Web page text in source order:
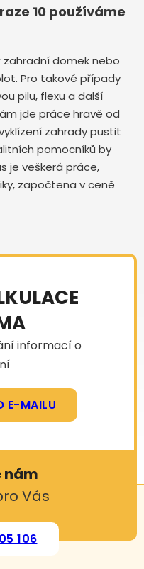
10 používáme
domek nebo
Pro takové případy
pilu, flexu a další
jde práce hravě od
zahrady pustit
pomocníků by
je veškerá práce,
započtena v ceně
informací o
E-MAILU
nám
Vás
106